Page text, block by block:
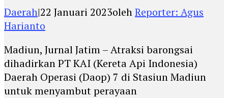
Daerah|22 Januari 2023olehReporter: Agus
Harianto
Madiun, Jurnal Jatim – Atraksi barongsai
dihadirkan PT KAI (Kereta Api Indonesia)
Daerah Operasi (Daop) 7 di Stasiun Madiun
untuk menyambut perayaan